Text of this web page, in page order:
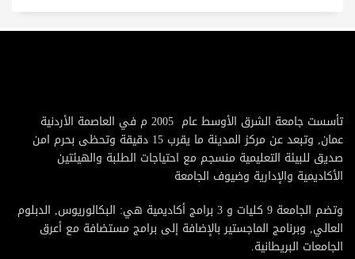
تأسست جامعة الشرق الأوسط عام 2005 م في العاصمة الأردنية
عمان, وتبعد عن مركز المدينة ما يقرب 15 دقيقة وتحظى بحرم امن
صديق للبيئة التعليمية منسجم مع احتياجات الطلبة والهيئتين
الأكاديمية والإدارية وضيوف الجامعة
وتضم الجامعة 9 كليات و 3 برامج أكاديمية هي: البكالوريوس, الدبلوم
العالي, وبرنامج الماجستير بالإضافة إلى برامج مستضافة مع أعرق
الجامعات البريطانية.